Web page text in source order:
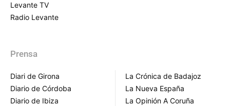
Levante TV
Radio Levante
Prensa
Diari de Girona
Diario de Córdoba
Diario de Ibiza
La Crónica de Badajoz
La Nueva España
La Opinión A Coruña